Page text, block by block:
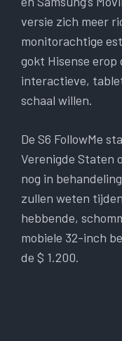
versie zich meer
monitorachtige
gokt Hisense
interactieve,
schaal willen.
De S6 FollowMe
Verenigde Staten
nog in
zullen weten
hebbende,
mobiele 32-inch
de $ 1.200.